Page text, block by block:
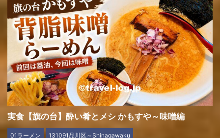
実食【旗の台】酔い肴とメシ かもすや～味噌編
01ラーメン 131091品川区～Shinagawaku